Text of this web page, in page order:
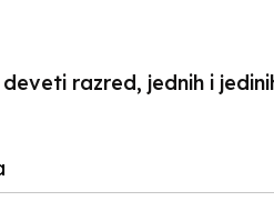
razred, jednih i